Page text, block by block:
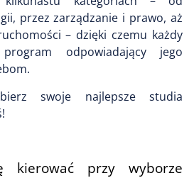
przez zarządzanie i prawo, aż
– dzięki czemu każdy
odpowiadający jego
swoje najlepsze studia
kierować przy wyborze